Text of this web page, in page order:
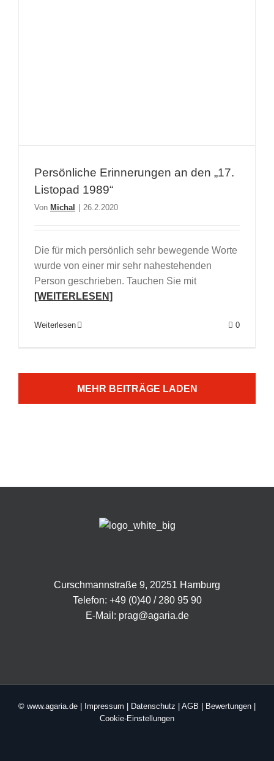
Persönliche Erinnerungen an den „17.
Listopad 1989“
Von Michal 26.2.2020
Die für mich persönlich sehr bewegende Worte
wurde von einer mir sehr nahestehenden
Person geschrieben. Tauchen Sie mit
[WEITERLESEN]
Weiterlesen 0
MEHR BEITRÄGE LADEN
Curschmannstraße 9, 20251 Hamburg
Telefon: +49 (0)40 / 280 95 90
E-Mail: prag@agaria.de
© www.agaria.de | Impressum Datenschutz AGB Bewertungen
Cookie-Einstellungen